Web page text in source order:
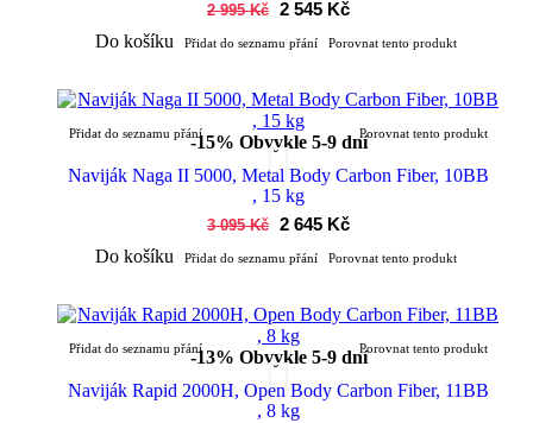
2 995 Kč 2 545 Kč
Do košíku
Přidat do seznamu přání Porovnat tento produkt
-15% Obvykle 5-9 dní
Přidat do seznamu přání Porovnat tento produkt
Naviják Naga II 5000, Metal Body Carbon Fiber, 10BB
, 15 kg
3 095 Kč 2 645 Kč
Do košíku
Přidat do seznamu přání Porovnat tento produkt
-13% Obvykle 5-9 dní
Přidat do seznamu přání Porovnat tento produkt
Naviják Rapid 2000H, Open Body Carbon Fiber, 11BB
, 8 kg